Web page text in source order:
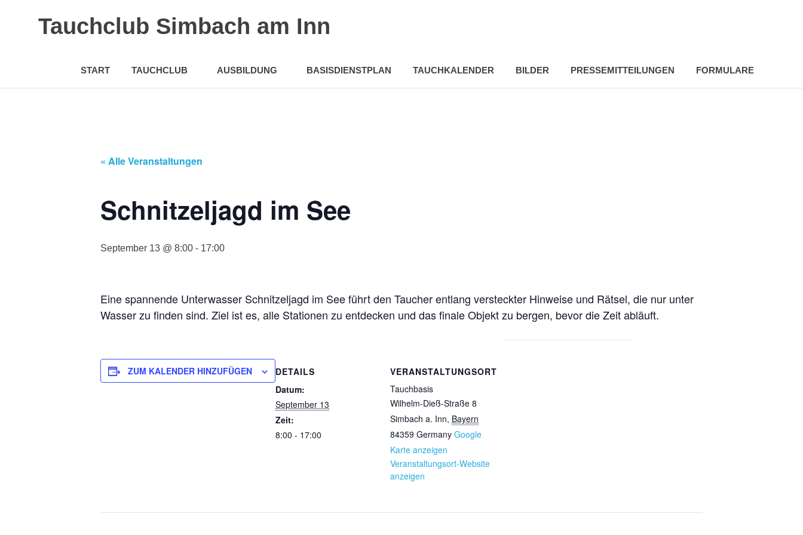
Tauchclub Simbach am Inn
START TAUCHCLUB AUSBILDUNG BASISDIENSTPLAN TAUCHKALENDER BILDER PRESSEMITTEILUNGEN FORMULARE
« Alle Veranstaltungen
Schnitzeljagd im See
September 13 @ 8:00 - 17:00
Eine spannende Unterwasser Schnitzeljagd im See führt den Taucher entlang versteckter Hinweise und Rätsel, die nur unter
Wasser zu finden sind. Ziel ist es, alle Stationen zu entdecken und das finale Objekt zu bergen, bevor die Zeit abläuft.
ZUM KALENDER HINZUFÜGEN
DETAILS
Datum:
September 13
Zeit:
8:00 - 17:00
VERANSTALTUNGSORT
Tauchbasis
Wilhelm-Dieß-Straße 8
Simbach a. Inn, Bayern
84359 Germany Google
Karte anzeigen
Veranstaltungsort-Website
anzeigen